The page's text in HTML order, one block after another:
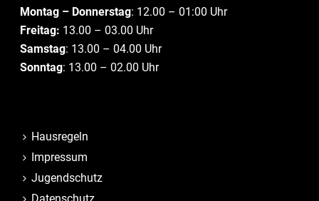
Montag – Donnerstag: 12.00 – 01:00 Uhr
Freitag: 13.00 – 03.00 Uhr
Samstag: 13.00 – 04.00 Uhr
Sonntag: 13.00 – 02.00 Uhr
Hausregeln
Impressum
Jugendschutz